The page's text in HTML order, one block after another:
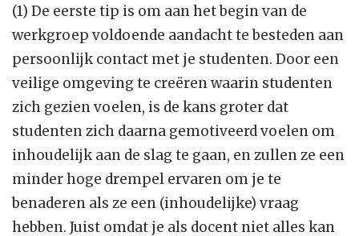
(1) De eerste tip is om aan het begin van de
werkgroep voldoende aandacht te besteden aan
persoonlijk contact met je studenten. Door een
veilige omgeving te creëren waarin studenten
zich gezien voelen, is de kans groter dat
studenten zich daarna gemotiveerd voelen om
inhoudelijk aan de slag te gaan, en zullen ze een
minder hoge drempel ervaren om je te
benaderen als ze een (inhoudelijke) vraag
hebben. Juist omdat je als docent niet alles kan